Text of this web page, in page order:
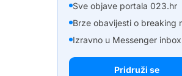
Sve objave portala 023.hr
Brze obavijesti o breaking
Izravno u Messenger inbox
Pridruži se